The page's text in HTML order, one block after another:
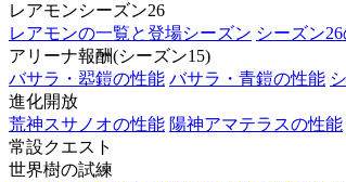
レアモンシーズン26
レアモンの一覧と登場シーズン シーズン
アリーナ報酬(シーズン15)
バサラ・翆鎧の性能 バサラ・青鎧の性能
進化開放
荒神スサノオの性能 陽神アマテラスの性能
常設クエスト
世界樹の試練